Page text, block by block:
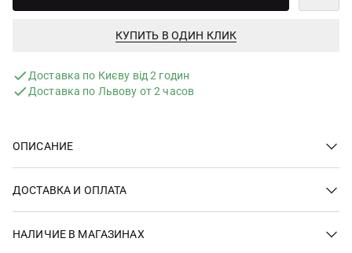
КУПИТЬ В ОДИН КЛИК
Доставка по Києву від 2 годин
Доставка по Львову от 2 часов
ОПИСАНИЕ
ДОСТАВКА И ОПЛАТА
НАЛИЧИЕ В МАГАЗИНАХ